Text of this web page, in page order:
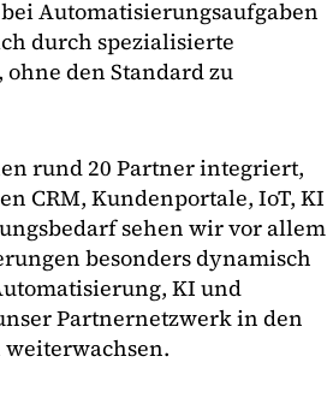
Automatisierungsaufgaben
durch spezialisierte
den Standard zu
rund 20 Partner integriert,
CRM, Kundenportale, IoT, KI
sehen wir vor allem
besonders dynamisch
KI und
Partnernetzwerk in den